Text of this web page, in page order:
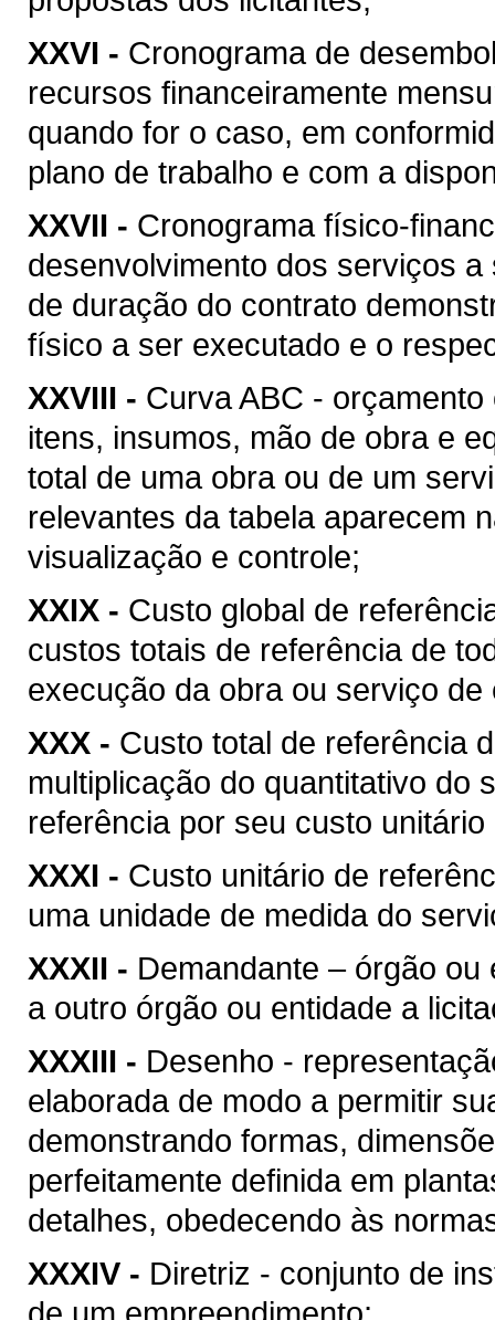
XXVI - Cronograma de
recursos financeiramente
quando for o caso, em
plano de trabalho e com a
XXVII - Cronograma físico-
desenvolvimento dos serviços
de duração do contrato
físico a ser executado e o
XXVIII - Curva ABC -
itens, insumos, mão de obra e
total de uma obra ou de um
relevantes da tabela aparecem
visualização e controle;
XXIX - Custo global de
custos totais de referência de
execução da obra ou serviço
XXX - Custo total de referência
multiplicação do quantitativo do
referência por seu custo
XXXI - Custo unitário de
uma unidade de medida do
XXXII - Demandante – órgão
a outro órgão ou entidade a
XXXIII - Desenho -
elaborada de modo a permitir
demonstrando formas,
perfeitamente definida em
detalhes, obedecendo às
XXXIV - Diretriz - conjunto de